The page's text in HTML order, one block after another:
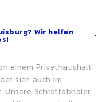
Wir helfen
einem Privathaushalt
sich auch im
Schrottabholer